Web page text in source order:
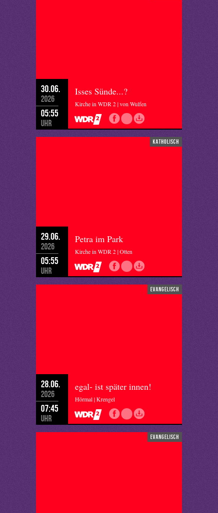
30.06.
2026
05:55
Uhr
Isses Sünde...?
Kirche in WDR 2 | von Wulfen
katholisch
29.06.
2026
05:55
Uhr
Petra im Park
Kirche in WDR 2 | Otten
evangelisch
28.06.
2026
07:45
Uhr
egal- ist später innen!
Hörmal | Krengel
evangelisch